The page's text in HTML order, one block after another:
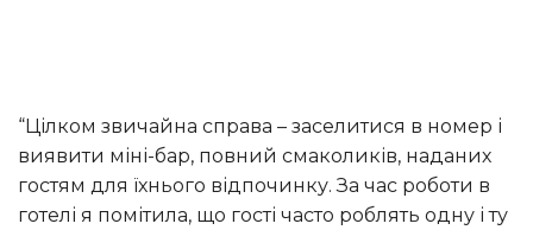
“Цілком звичайна справа – заселитися в номер і
виявити міні-бар, повний смаколиків, наданих
гостям для їхнього відпочинку. За час роботи в
готелі я помітила, що гості часто роблять одну і ту